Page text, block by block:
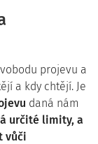
projevu a
a kdy chtějí. Je
daná nám
určité limity, a
vůči